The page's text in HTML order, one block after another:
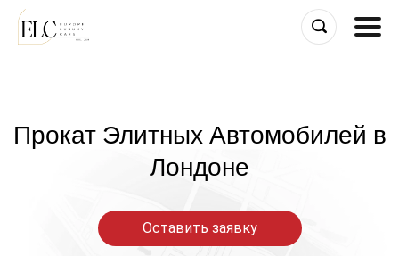
Прокат Элитных Автомобилей в
Лондоне
Оставить заявку